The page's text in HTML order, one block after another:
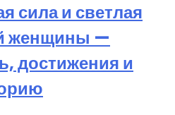
сила и светлая
женщины —
достижения и